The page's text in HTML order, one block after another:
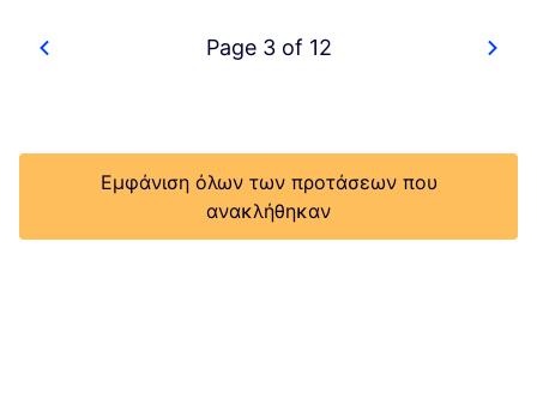
Page 3 of 12
Εμφάνιση όλων των προτάσεων που
ανακλήθηκαν